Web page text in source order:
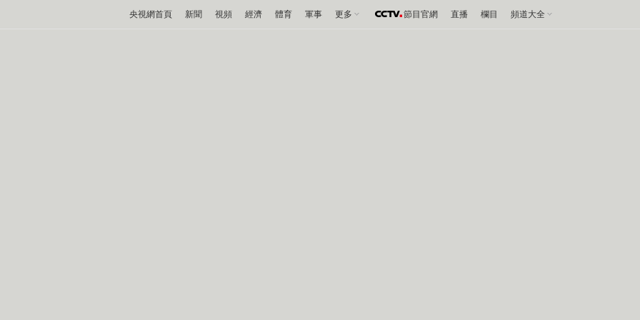
央視網首頁 新聞 視頻 經濟 體育 軍事 更多 節目官網 直播 欄目 頻道大全